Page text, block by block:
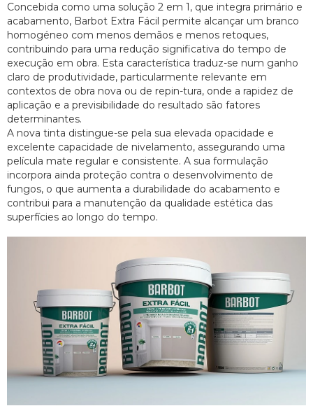
Concebida como uma solução 2 em 1, que integra primário e
acabamento, Barbot Extra Fácil permite alcançar um branco
homogéneo com menos demãos e menos retoques,
contribuindo para uma redução significativa do tempo de
execução em obra. Esta característica traduz-se num ganho
claro de produtividade, particularmente relevante em
contextos de obra nova ou de repin-tura, onde a rapidez de
aplicação e a previsibilidade do resultado são fatores
determinantes.
A nova tinta distingue-se pela sua elevada opacidade e
excelente capacidade de nivelamento, assegurando uma
película mate regular e consistente. A sua formulação
incorpora ainda proteção contra o desenvolvimento de
fungos, o que aumenta a durabilidade do acabamento e
contribui para a manutenção da qualidade estética das
superfícies ao longo do tempo.